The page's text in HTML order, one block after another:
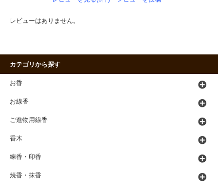
レビューはありません。
カテゴリから探す
お香
お線香
ご進物用線香
香木
練香・印香
焼香・抹香